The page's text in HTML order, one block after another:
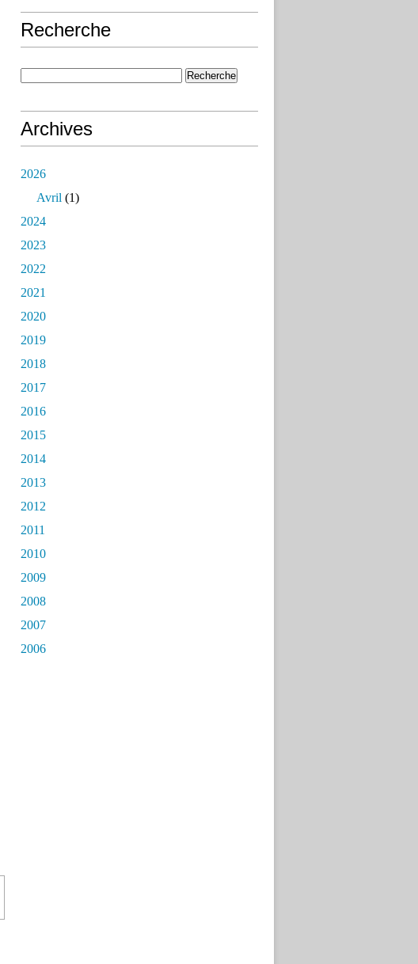
Recherche
Archives
2026
Avril (1)
2024
2023
2022
2021
2020
2019
2018
2017
2016
2015
2014
2013
2012
2011
2010
2009
2008
2007
2006